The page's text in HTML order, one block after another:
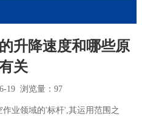
升降速度和哪些原
关
19 浏览量：97
业领域的'标杆',其运用范围之